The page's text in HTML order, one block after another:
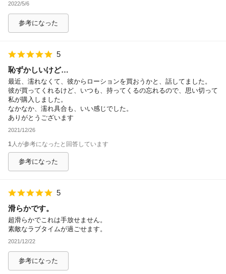
2022/5/6
参考になった
5
恥ずかしいけど…
最近、濡れなくて、彼からローションを買おうかと、話してました。
彼が買ってくれるけど、いつも、持ってくるの忘れるので、思い切って
私が購入しました。
なかなか、濡れ具合も、いい感じでした。
ありがとうございます
2021/12/26
1人が参考になったと回答しています
参考になった
5
滑らかです。
超滑らかでこれは手放せません。
素敵なラブタイムが過ごせます。
2021/12/22
参考になった